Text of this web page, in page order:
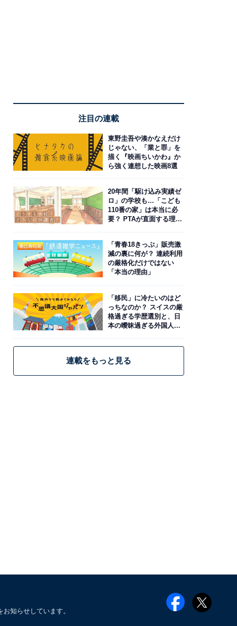
注目の連載
東野圭吾や湊かなえだけ
じゃない、「業と罪」を
描く『映画ちいかわ』か
ら強く連想した映画8選
20年間「駆け込み実績ゼ
ロ」の学校も…「こども
110番の家」は本当に必
要？ PTAが直面する理想
「青春18きっぷ」販売激
減の裏に何が？ 連続利用
の厳格化だけではない
「本当の理由」
「移民」に冷たいのはど
っちなのか？ スイスの厳
格過ぎる学歴選別と、日
本の曖昧過ぎる外国人政
連載をもっと見る
知らせしています。